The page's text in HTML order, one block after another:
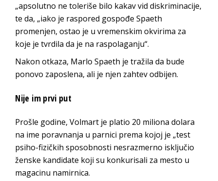
„apsolutno ne toleriše bilo kakav vid diskriminacije,
te da, „iako je raspored gospođe Spaeth
promenjen, ostao je u vremenskim okvirima za
koje je tvrdila da je na raspolaganju“.
Nakon otkaza, Marlo Spaeth je tražila da bude
ponovo zaposlena, ali je njen zahtev odbijen.
Nije im prvi put
Prošle godine, Volmart je platio 20 miliona dolara
na ime poravnanja u parnici prema kojoj je „test
psiho-fizičkih sposobnosti nesrazmerno isključio
ženske kandidate koji su konkurisali za mesto u
magacinu namirnica.